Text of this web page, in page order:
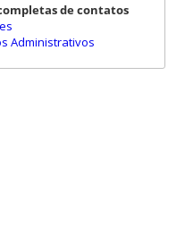
de contatos
Administrativos